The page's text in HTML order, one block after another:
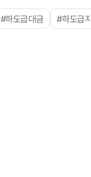
#하도급대금 #하도급